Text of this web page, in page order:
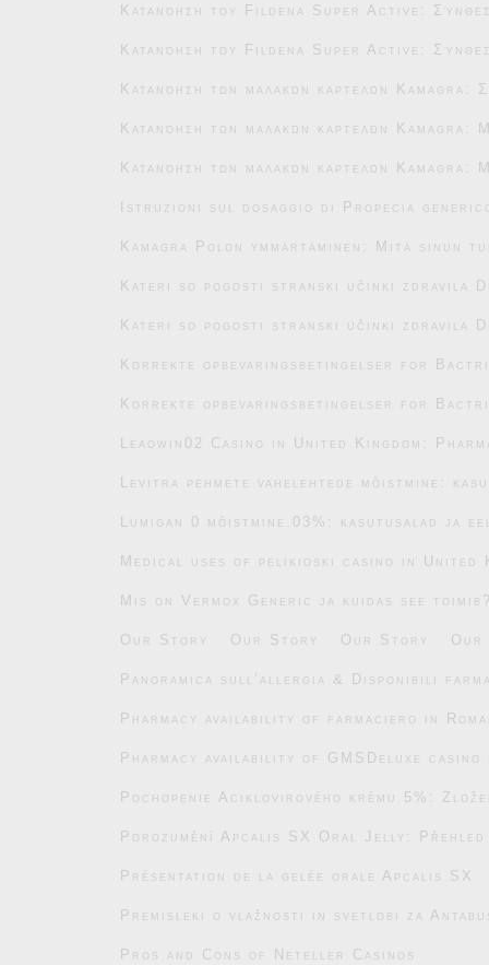
Κατανόηση του Fildena Super Active:
Κατανόηση του Fildena Super Active:
Κατανόηση των μαλακών καρτελών Kamagra:
Κατανόηση των μαλακών καρτελών Kamagra:
Κατανόηση των μαλακών καρτελών Kamagra:
Istruzioni sul dosaggio di Propecia
Kamagra Polon ymmärtäminen: Mitä sinun
Kateri so pogosti stranski učinki zdravila
Kateri so pogosti stranski učinki zdravila
Korrekte opbevaringsbetingelser for
Korrekte opbevaringsbetingelser for
Leaowin02 Casino in United Kingdom:
Levitra pehmete vahelehtede mõistmine:
Lumigan 0 mõistmine.03%: kasutusalad ja
Medical uses of pelikioski casino in United
Mis on Vermox Generic ja kuidas see
Our Story Our Story Our Story Our
Panoramica sull’allergia & Disponibili
Pharmacy availability of farmaciero in
Pharmacy availability of GMSDeluxe
Pochopenie Aciklovirového krému 5%:
Porozumění Apcalis SX Oral Jelly: Přehled
Présentation de la gelée orale Apcalis SX
Premisleki o vlažnosti in svetlobi za
Pros and Cons of Neteller Casinos